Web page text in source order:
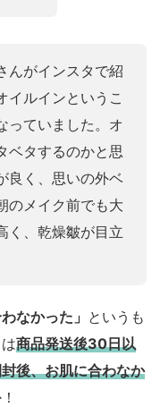
んがインスタで紹
イルインというこ
っていました。オ
ベタするのかと思
良く、思いの外ベ
のメイク前でも大
く、乾燥皺が目立
なかった」 というも
商品発送後30日以
後、お肌に合わなか